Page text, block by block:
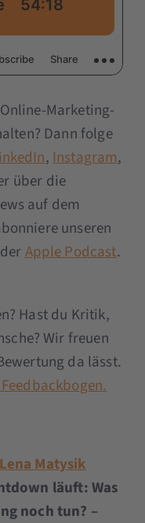
Marketing-
Dann folge
,Instagram,
über die
auf dem
unseren
Apple Podcast.
Hast du Kritik,
Wir freuen
da lässt.
Matysik
läuft: Was
noch tun? –